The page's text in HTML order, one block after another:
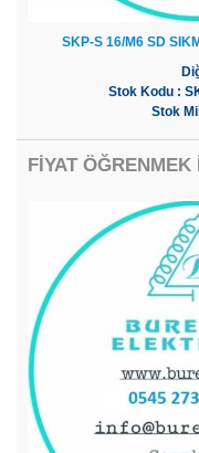
SKP-S 16/M6 SD
Stok Kodu :
Stok
FİYAT